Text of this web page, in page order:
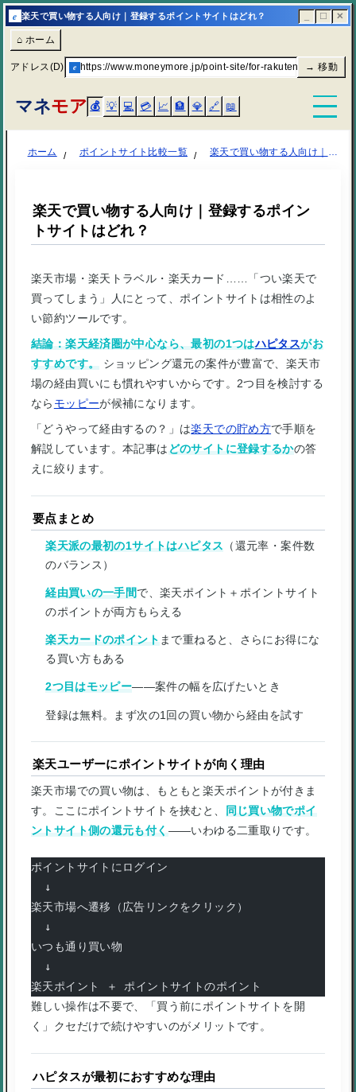
e 楽天で買い物する人向け｜登録するポイントサイトはどれ？ ☐ ✕
⌂ ホーム
アドレス(D) e https://www.moneymore.jp/point-site/for-rakuten-users/
→ 移動
マネモア 💰 💡 💻 💳 📈 🏦 💎 🔗 📖
ホーム ポイントサイト比較一覧 楽天で買い物する人向け｜登録するポイントサイトはどれ？
楽天で買い物する人向け｜登録するポイン
トサイトはどれ？
楽天市場・楽天トラベル・楽天カード……「つい楽天で
買ってしまう」人にとって、ポイントサイトは相性のよ
い節約ツールです。
結論：楽天経済圏が中心なら、最初の1つはハピタスがお
すすめです。 ショッピング還元の案件が豊富で、楽天市
場の経由買いにも慣れやすいからです。2つ目を検討する
なら モッピーが候補になります。
「どうやって経由するの？」は楽天での貯め方で手順を
解説しています。本記事はどのサイトに登録するかの答
えに絞ります。
要点まとめ
楽天派の最初の1サイトはハピタス （還元率・案件数
のバランス）
経由買いの一手間で、楽天ポイント＋ポイントサイト
のポイントが両方もらえる
楽天カードのポイントまで重ねると、さらにお得にな
る買い方もある
2つ目はモッピー——案件の幅を広げたいとき
登録は無料。まず次の1回の買い物から経由を試す
楽天ユーザーにポイントサイトが向く理由
楽天市場での買い物は、もともと楽天ポイントが付きま
す。ここにポイントサイトを挟むと、 同じ買い物でポイ
ントサイト側の還元も付く——いわゆる二重取りです。
ポイントサイトにログイン
  ↓
楽天市場へ遷移（広告リンクをクリック）
  ↓
いつも通り買い物
  ↓
楽天ポイント ＋ ポイントサイトのポイント
難しい操作は不要で、「買う前にポイントサイトを開
く」クセだけで続けやすいのがメリットです。
ハピタスが最初におすすめな理由